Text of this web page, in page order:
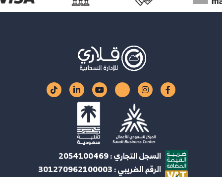
السجل التجاري : 2054100469
الرقم الضريبي : 301270962100003